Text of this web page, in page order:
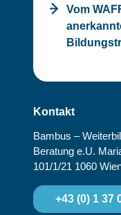
Vom
Kontakt
Bambus –
Beratung e.U.
101/1/21 1060
+43 (0) 1 37